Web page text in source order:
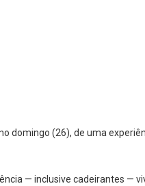
domingo (26), de uma
— inclusive cadeirantes —